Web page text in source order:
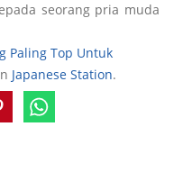
seorang pria muda
Paling Top Untuk
Japanese Station.